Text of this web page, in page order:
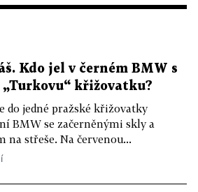
Kdo jel v černém BMW s
„Turkovu“ křižovatku?
do jedné pražské křižovatky
BMW se začerněnými skly a
na střeše. Na červenou...